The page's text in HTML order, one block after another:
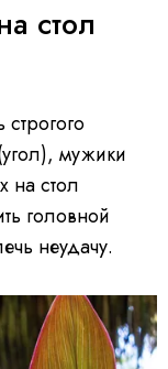
стол
мужики
на стол
головной
неудачу.